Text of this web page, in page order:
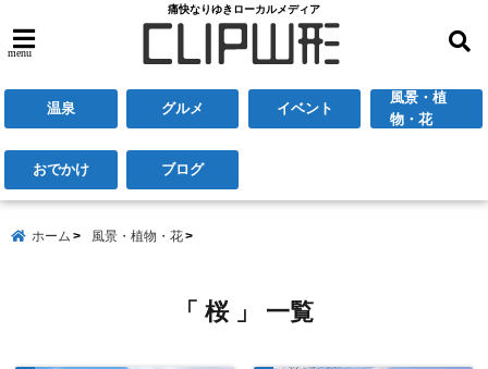
痛快なりゆきローカルメディア
menu
温泉 グルメ イベント
風景・植
物・花
おでかけ ブログ
ホーム 風景・植物・花
「 桜 」 一覧